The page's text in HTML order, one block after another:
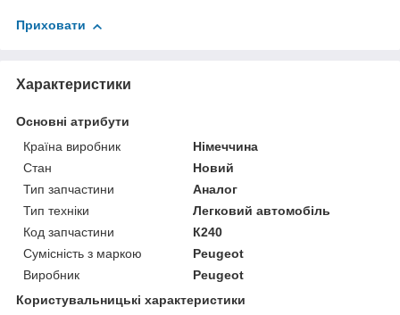
Приховати
Характеристики
Основні атрибути
Країна виробник
Німеччина
Стан
Новий
Тип запчастини
Аналог
Тип техніки
Легковий автомобіль
Код запчастини
К240
Сумісність з маркою
Peugeot
Виробник
Peugeot
Користувальницькі характеристики